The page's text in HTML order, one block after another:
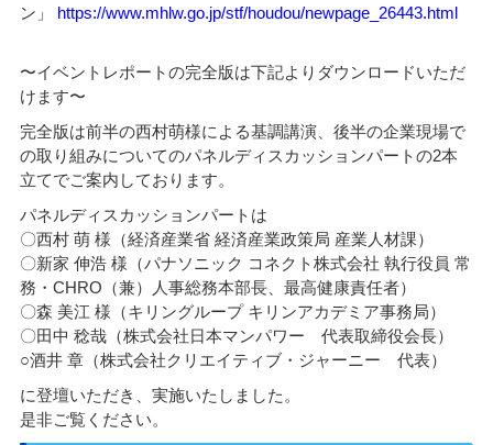
ン」 https://www.mhlw.go.jp/stf/houdou/newpage_26443.html
〜イベントレポートの完全版は下記よりダウンロードいただ
けます〜
完全版は前半の西村萌様による基調講演、後半の企業現場で
の取り組みについてのパネルディスカッションパートの2本
立てでご案内しております。
パネルディスカッションパートは
〇西村 萌 様（経済産業省 経済産業政策局 産業人材課）
〇新家 伸浩 様（パナソニック コネクト株式会社 執行役員 常
務・CHRO（兼）人事総務本部長、最高健康責任者）
〇森 美江 様（キリングループ キリンアカデミア事務局）
〇田中 稔哉（株式会社日本マンパワー 代表取締役会長）
○酒井 章（株式会社クリエイティブ・ジャーニー 代表）
に登壇いただき、実施いたしました。
是非ご覧ください。